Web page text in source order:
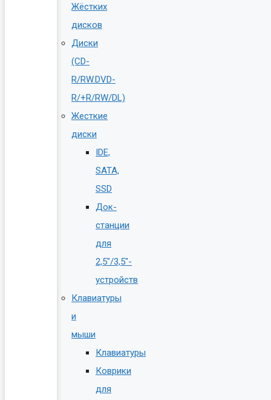
Жёстких
дисков
Диски
(CD-
R/RW.DVD-
R/+R/RW/DL)
Жесткие
диски
IDE,
SATA,
SSD
Док-
станции
для
2,5″/3,5″-
устройств
Клавиатуры
и
мыши
Клавиатуры
Коврики
для